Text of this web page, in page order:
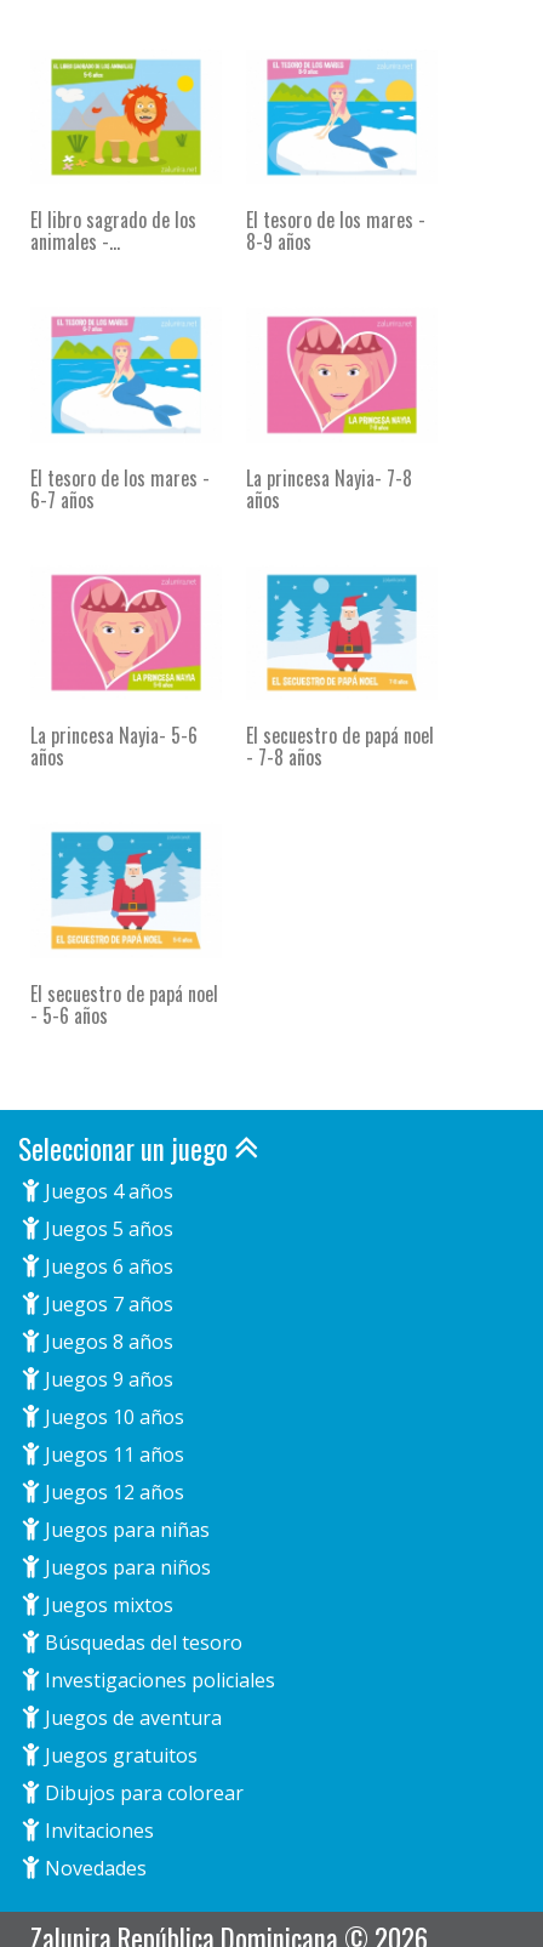
El libro sagrado de los
animales -...
El tesoro de los mares -
8-9 años
El tesoro de los mares -
6-7 años
La princesa Nayia- 7-8
años
La princesa Nayia- 5-6
años
El secuestro de papá noel
- 7-8 años
El secuestro de papá noel
- 5-6 años
Seleccionar un juego
Juegos 4 años
Juegos 5 años
Juegos 6 años
Juegos 7 años
Juegos 8 años
Juegos 9 años
Juegos 10 años
Juegos 11 años
Juegos 12 años
Juegos para niñas
Juegos para niños
Juegos mixtos
Búsquedas del tesoro
Investigaciones policiales
Juegos de aventura
Juegos gratuitos
Dibujos para colorear
Invitaciones
Novedades
Zalunira República Dominicana © 2026